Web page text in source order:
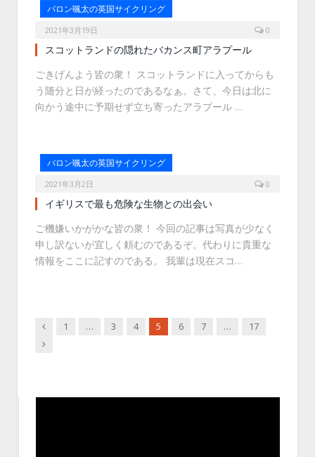
バロン颯太の英国サイクリング
2021年3月19日 0
スコットランドの隠れたバカンス町アラプール
ごきげんよう皆の衆！ スコットランドに入ってからも
う随分と日が経ったのであるなぁ。さて、今日は北に
向かう途中に予期せず立ち寄ったアラプール …
バロン颯太の英国サイクリング
2021年3月2日 0
イギリスで最も危険な生物との出会い
ご機嫌いかがかな皆の衆！ 今回の記事は写真が少なく
申し訳ないが宜しく頼むのであるぞ。代わりに貴重な
情報をここに記すのである。 我輩は現在スコ…
Previous
1 … 3 4 5 6 7 …
17
Next